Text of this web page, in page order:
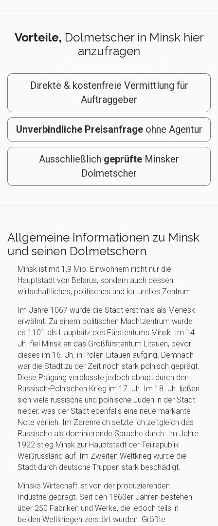
Vorteile, Dolmetscher in Minsk hier
anzufragen
Direkte & kostenfreie Vermittlung für
Auftraggeber
Unverbindliche Preisanfrageohne Agentur
Ausschließlich geprüfte Minsker
Dolmetscher
Allgemeine Informationen zu Minsk
und seinen Dolmetschern
Minsk ist mit 1,9 Mio. Einwohnern nicht nur die
Hauptstadt von Belarus, sondern auch dessen
wirtschaftliches, politisches und kulturelles Zentrum.
Im Jahre 1067 wurde die Stadt erstmals als Menesk
erwähnt. Zu einem politischen Machtzentrum wurde
es 1101 als Hauptsitz des Fürstentums Minsk. Im 14.
Jh. fiel Minsk an das Großfürstentum Litauen, bevor
dieses im 16. Jh. in Polen-Litauen aufging. Demnach
war die Stadt zu der Zeit noch stark polnisch geprägt.
Diese Prägung verblasste jedoch abrupt durch den
Russisch-Polnischen Krieg im 17. Jh. Im 18. Jh. ließen
sich viele russische und polnische Juden in der Stadt
nieder, was der Stadt ebenfalls eine neue markante
Note verlieh. Im Zarenreich setzte ich zeitgleich das
Russische als dominierende Sprache durch. Im Jahre
1922 stieg Minsk zur Hauptstadt der Teilrepublik
Weißrussland auf. Im Zweiten Weltkrieg wurde die
Stadt durch deutsche Truppen stark beschädigt.
Minsks Wirtschaft ist von der produzierenden
Industrie geprägt. Seit den 1860er Jahren bestehen
über 250 Fabriken und Werke, die jedoch teils in
beiden Weltkriegen zerstört wurden. Größte